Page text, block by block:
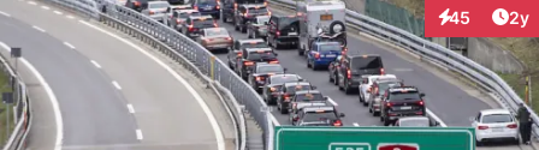
45
Interaktionen
2y